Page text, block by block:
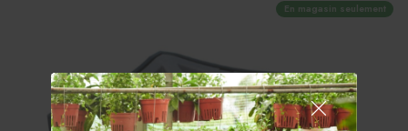
En magasin seulement